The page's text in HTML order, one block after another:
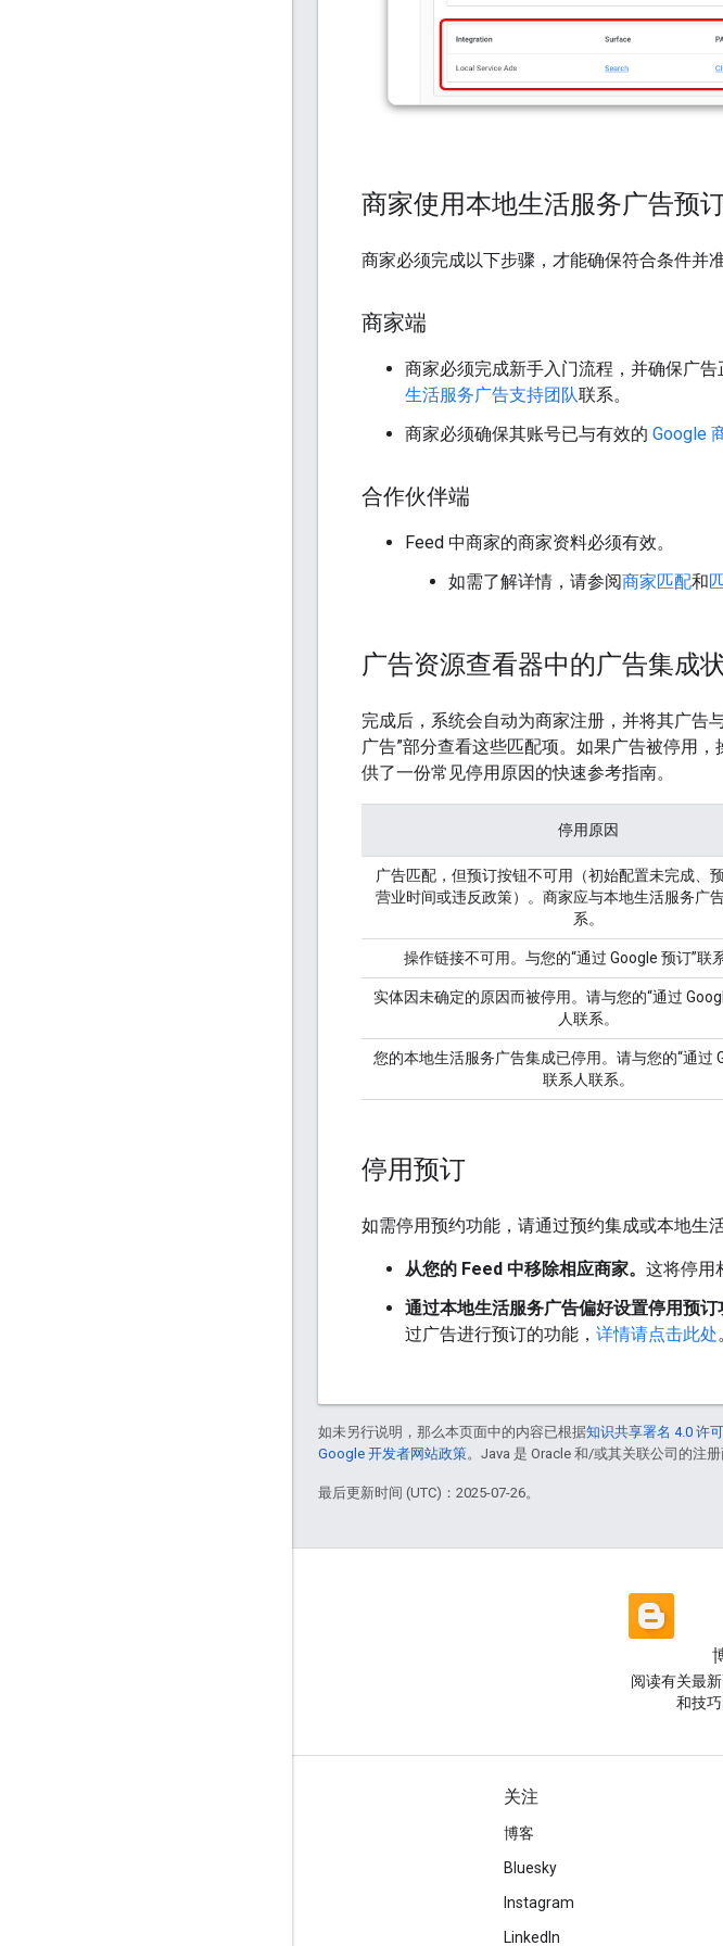
商家使用本地生活服务广告预
商家必须完成以下步骤，才能确保符合条件并
商家端
商家必须完成新手入门流程，并确保广
生活服务广告支持团队联系。
商家必须确保其账号已与有效的 Google
合作伙伴端
Feed 中商家的商家资料必须有效。
如需了解详情，请参阅商家匹配和
广告资源查看器中的广告集成
完成后，系统会自动为商家注册，并将其广告
广告”部分查看这些匹配项。如果广告被停用
供了一份常见停用原因的快速参考指南。
停用原因
广告匹配，但预订按钮不可用（初始配置未完成、
营业时间或违反政策）。商家应与本地生活服务广
系。
操作链接不可用。与您的“通过 Google 预订”联
实体因未确定的原因而被停用。请与您的“通过
人联系。
您的本地生活服务广告集成已停用。请与您的“通过
联系人联系。
停用预订
如需停用预约功能，请通过预约集成或本地生
从您的 Feed 中移除相应商家。 这将停用
通过本地生活服务广告偏好设置停用预订
过广告进行预订的功能， 详情请点击此处
如未另行说明，那么本页面中的内容已根据知识共享署名 4.0 许可
Google 开发者网站政策。Java 是 Oracle 和/或其关联公司的注册
最后更新时间 (UTC)：2025-07-26。
阅读有关最
和技巧
关注
博客
Bluesky
Instagram
LinkedIn